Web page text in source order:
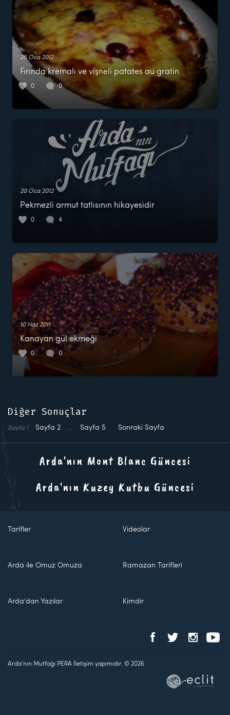
25 Oca 2012
Fırında kremalı ve vişneli patates au gratin
0 0
20 Oca 2012
Pekmezli armut tatlısının hikayesidir
0 4
10 Haz 2011
Kanayan gül ekmeği
0 0
Diğer Sonuçlar
Sayfa 1 Sayfa 2 … Sayfa 5 Sonraki Sayfa
Arda'nın Mont Blanc Güncesi
Arda'nın Kuzey Kutbu Güncesi
Tarifler Videolar
Arda ile Omuz Omuza Ramazan Tarifleri
Arda'dan Yazılar Kimdir
Arda'nın Mutfağı PERA İletişim yapımıdır. © 2026